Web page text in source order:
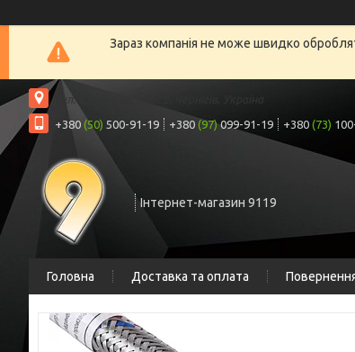
Зараз компанія не може швидко
вул. Шрага, 6а, офіс 2, Чернігів, Україна
+380 (50) 500-91-19 +380 (97)099-91-19 +380 (73)
Інтернет-магазин 9119
Головна Доставка та оплата